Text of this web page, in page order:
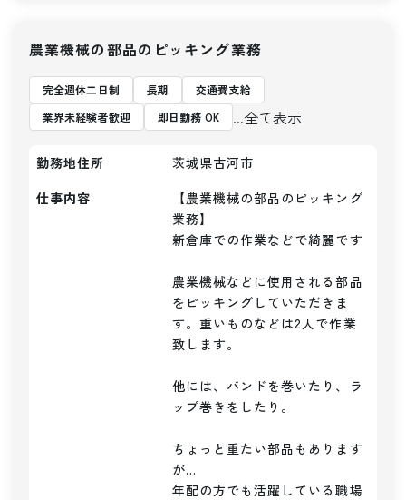
農業機械の部品のピッキング業務
完全週休二日制 長期
交通費支給
業界未経験者歓迎
即日勤務 OK ...全て表示
勤務地住所
茨城県古河市
仕事内容
【農業機械の部品のピッキング
業務】
新倉庫での作業などで綺麗です
農業機械などに使用される部品
をピッキングしていただきま
す。重いものなどは2人で作業
致します。
他には、バンドを巻いたり、ラ
ップ巻きをしたり。
ちょっと重たい部品もあります
が...
年配の方でも活躍している職場